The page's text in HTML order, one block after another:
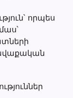
որպես